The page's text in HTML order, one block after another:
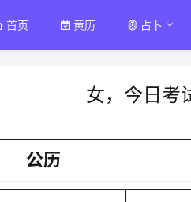
首页 黄历 占卜
女，今日考
公历